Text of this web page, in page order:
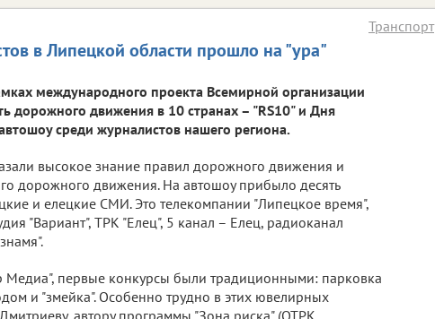
в Липецкой области прошло на "ура"
Транспорт
международного проекта Всемирной организации
дорожного движения в 10 странах – "RS10" и Дня
среди журналистов нашего региона.
высокое знание правил дорожного движения и
дорожного движения. На автошоу прибыло десять
и елецкие СМИ. Это телекомпании "Липецкое время",
"Вариант", ТРК "Елец", 5 канал – Елец, радиоканал
первые конкурсы были традиционными: парковка
и "змейка". Особенно трудно в этих ювелирных
автору программы "Зона риска" (ОТРК